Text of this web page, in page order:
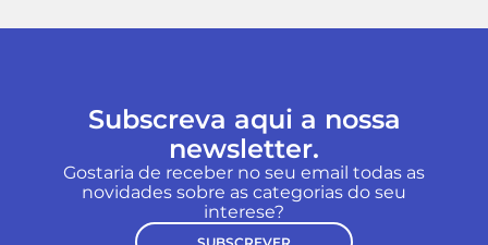
Subscreva aqui a nossa
newsletter.
Gostaria de receber no seu email todas as
novidades sobre as categorias do seu
interese?